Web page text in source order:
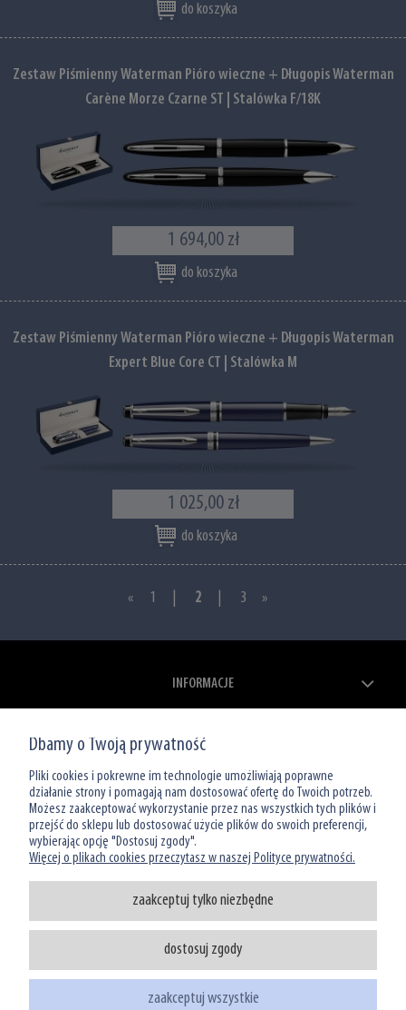
do koszyka
Zestaw Piśmienny Waterman Pióro wieczne + Długopis Waterman
Carène Morze Czarne ST | Stalówka F/18K
1 694,00 zł
do koszyka
Zestaw Piśmienny Waterman Pióro wieczne + Długopis Waterman
Expert Blue Core CT | Stalówka M
1 025,00 zł
do koszyka
« 1 2 3 »
INFORMACJE
MOJE KONTO
O NAS
tel: (22) 39 00 966
sklep@watermanshop.pl
Dbamy o Twoją prywatność
Pliki cookies i pokrewne im technologie umożliwiają poprawne
działanie strony i pomagają nam dostosować ofertę do Twoich potrzeb.
Możesz zaakceptować wykorzystanie przez nas wszystkich tych plików i
przejść do sklepu lub dostosować użycie plików do swoich preferencji,
wybierając opcję "Dostosuj zgody".
Więcej o plikach cookies przeczytasz w naszej Polityce prywatności.
zaakceptuj tylko niezbędne
dostosuj zgody
zaakceptuj wszystkie